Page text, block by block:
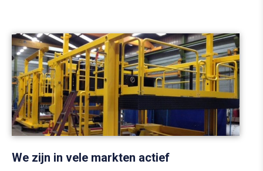
We zijn in vele markten actief